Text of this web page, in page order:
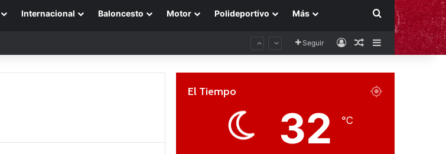
Internacional Baloncesto Motor Polideportivo Más Buscar por
Seguir AccesoPublicación al
Barra lateral
El Tiempo
32 ℃